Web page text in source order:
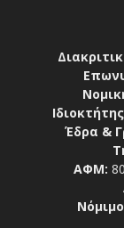
Έδρα &
ΑΦΜ: